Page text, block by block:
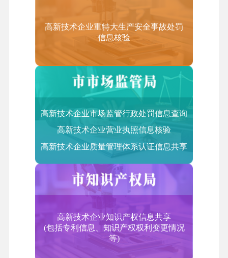
3.技术先进型服务业务认定范围包括哪些领域？
答：技术先进型服务业务领域范围（含服务贸易类）
的类别和适用范围如下（详见：《技术先进型服务业
务认定范围（试行）》）：
一、信息技术外包服务（ITO）
软件研发及开服务、软件技术服务
2.信息技术研发服务外包
集成电路和电子电路设计、测试平台
3.信息系统运营维护外包
信息系统运营和维护服务、基础信息技术服务
二、技术性业务流程外包服务（BPO）
企业业务流程设计服务、企业内部管理服务、企业供
应链管理服务
三、技术性知识流程外包服务（KPO）
知识产权研究、医药和生物技术研发和测试、产品技
高新技术企业重特大生产安全事故处罚
信息核验
高新技术企业市场监管行政处罚信息查询
高新技术企业营业执照信息核验
高新技术企业质量管理体系认证信息共享
高新技术企业知识产权信息共享
(包括专利信息、知识产权权利变更情况
等)